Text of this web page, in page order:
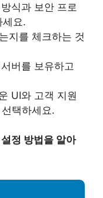
식과 보안 프로
세요.
지를 체크하는 것
버를 보유하고
UI와 고객 지원
택하세요.
정 방법을 알아